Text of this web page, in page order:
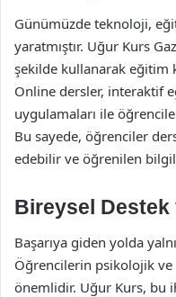
Günümüzde teknoloji,
yaratmıştır. Uğur Kurs
şekilde kullanarak eğitim
Online dersler, interaktif
uygulamaları ile
Bu sayede, öğrenciler
edebilir ve öğrenilen
Bireysel Destek
Başarıya giden yolda
Öğrencilerin psikolojik ve
önemlidir. Uğur Kurs, bu